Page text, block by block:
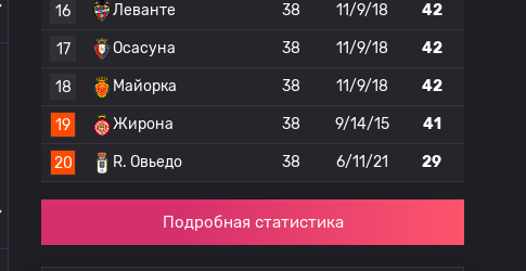
16 Леванте 38 11/9/18 42
17 Осасуна 38 11/9/18 42
18 Майорка 38 11/9/18 42
19 Жирона 38 9/14/15 41
20 R. Овьедо 38 6/11/21 29
Подробная статистика